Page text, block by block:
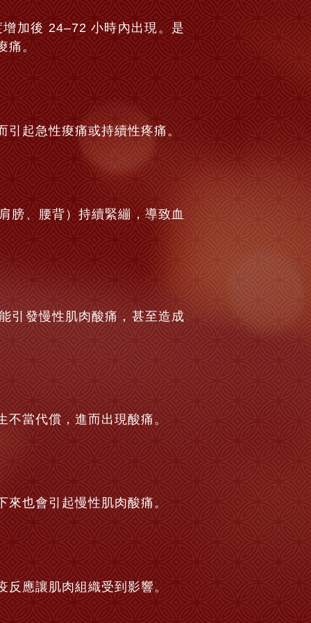
加後 24–72 小時內出現。是
。
起急性痠痛或持續性疼痛。
膀、腰背）持續緊繃，導致血
引發慢性肌肉酸痛，甚至造成
當代償，進而出現酸痛。
也會引起慢性肌肉酸痛。
應讓肌肉組織受到影響。